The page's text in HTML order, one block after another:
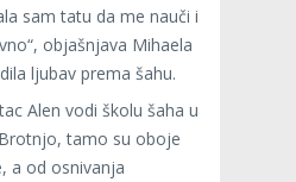
sam tatu da me nauči i
objašnjava Mihaela
ljubav prema šahu.
Alen vodi školu šaha u
tamo su oboje
a od osnivanja